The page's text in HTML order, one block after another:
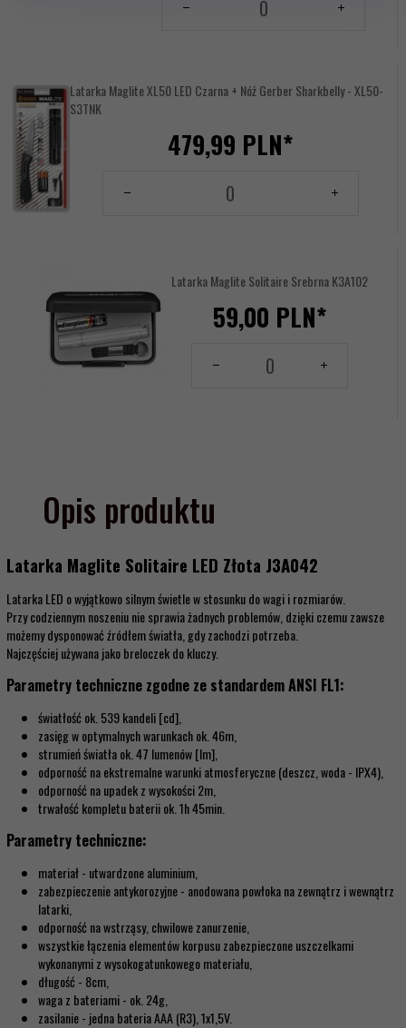
Latarka Maglite XL50 LED Czarna + Nóż Gerber Sharkbelly - XL50-
S3TNK
479,99 PLN*
Latarka Maglite Solitaire Srebrna K3A102
59,00 PLN*
Opis produktu
Latarka Maglite Solitaire LED Złota J3A042
Latarka LED o wyjątkowo silnym świetle w stosunku do wagi i rozmiarów.
Przy codziennym noszeniu nie sprawia żadnych problemów, dzięki czemu zawsze
możemy dysponować źródłem światła, gdy zachodzi potrzeba.
Najczęściej używana jako breloczek do kluczy.
Parametry techniczne zgodne ze standardem ANSI FL1:
światłość ok. 539 kandeli [cd],
zasięg w optymalnych warunkach ok. 46m,
strumień światła ok. 47 lumenów [lm],
odporność na ekstremalne warunki atmosferyczne (deszcz, woda - IPX4),
odporność na upadek z wysokości 2m,
trwałość kompletu baterii ok. 1h 45min.
Parametry techniczne:
materiał - utwardzone aluminium,
zabezpieczenie antykorozyjne - anodowana powłoka na zewnątrz i wewnątrz
latarki,
odporność na wstrząsy, chwilowe zanurzenie,
wszystkie łączenia elementów korpusu zabezpieczone uszczelkami
wykonanymi z wysokogatunkowego materiału,
długość - 8cm,
waga z bateriami - ok. 24g,
zasilanie - jedna bateria AAA (R3), 1x1,5V.